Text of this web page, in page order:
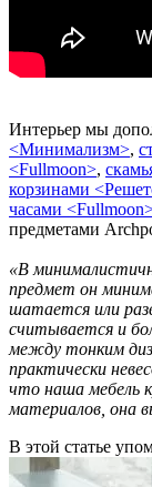
Интерьер мы
<Минимализм>,
<Fullmoon>,
корзинами
часами
предметами
«В
предмет он
шатается или
считывается и
между тонким
практически
что наша мебель
материалов, она
В этой статье